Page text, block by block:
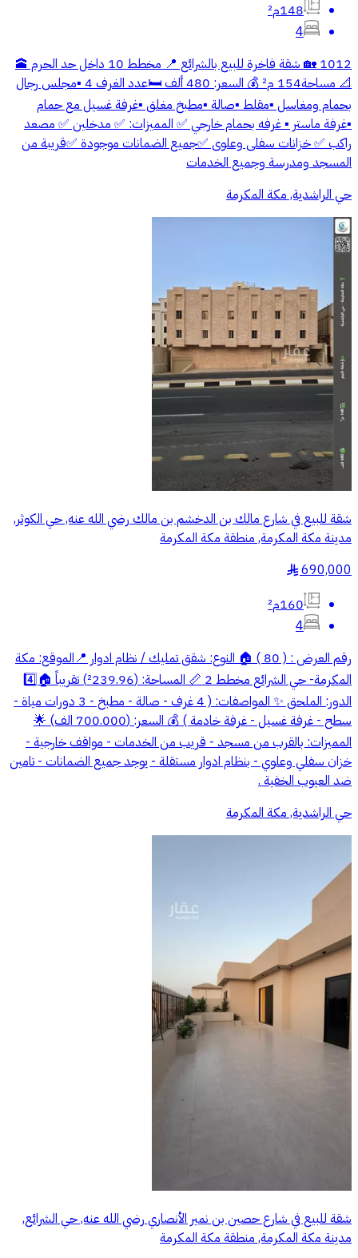
148م²
4
1012 🏡 شقة فاخرة للبيع بالشرائع 📍 مخطط 10 داخل حد الحرم 🕋
📐 مساحة154 م² 💰 السعر: 480 ألف 🛏️عدد الغرف 4 ▪️مجلس رجال
بحمام ومغاسل ▪️مقلط ▪️صالة ▪️مطبخ مغلق ▪️غرفة غسيل مع حمام
▪️غرفة ماستر ▪️ غرفه بحمام خارجي ✅ المميزات: ✅ مدخلين ✅ مصعد
راكب ✅ خزانات سفلى وعلوى ✅جميع الضمانات موجودة ✅قريبة من
المسجد ومدرسة وجميع الخدمات
حي الراشدية, مكة المكرمة
شقة للبيع في شارع مالك بن الدخشم بن مالك رضي الله عنه, حي الكوثر,
مدينة مكة المكرمة, منطقة مكة المكرمة
690,000
§
160م²
4
رقم العرض : ( 80 ) 🏠 النوع: شقق تمليك / نظام ادوار 📍الموقع: مكة
المكرمة- حي الشرائع مخطط 2 📏 المساحة: (²239.96) تقريباً 🏠4️⃣
الدور: الملحق ✨ المواصفات: ( 4 غرف - صالة - مطبخ - 3 دورات مياة -
سطح - غرفة غسيل - غرفة خادمة ) 💰 السعر: (700.000 الف) 🌟
المميزات: بالقرب من مسجد - قريب من الخدمات - مواقف خارجية -
خزان سفلي وعلوي - بنظام ادوار مستقلة - يوجد جميع الضمانات - تامين
ضد العيوب الخفية .
حي الراشدية, مكة المكرمة
شقة للبيع في شارع حصين بن نمير الأنصاري رضي الله عنه, حي الشرائع,
مدينة مكة المكرمة, منطقة مكة المكرمة